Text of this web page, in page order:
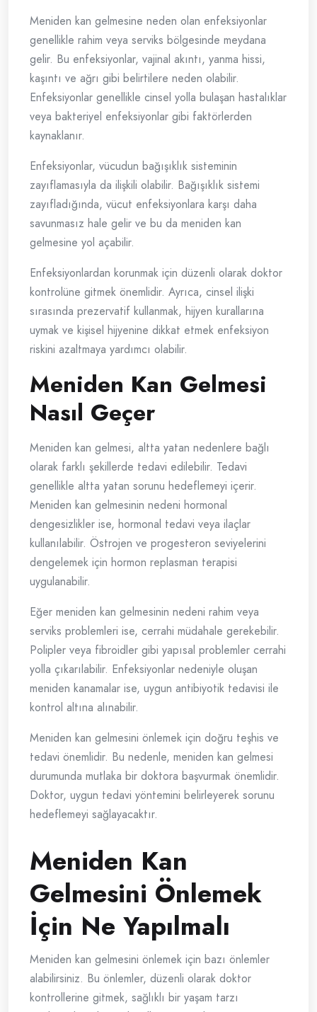
Meniden kan gelmesine neden olan enfeksiyonlar
genellikle rahim veya serviks bölgesinde meydana
gelir. Bu enfeksiyonlar, vajinal akıntı, yanma hissi,
kaşıntı ve ağrı gibi belirtilere neden olabilir.
Enfeksiyonlar genellikle cinsel yolla bulaşan hastalıklar
veya bakteriyel enfeksiyonlar gibi faktörlerden
kaynaklanır.
Enfeksiyonlar, vücudun bağışıklık sisteminin
zayıflamasıyla da ilişkili olabilir. Bağışıklık sistemi
zayıfladığında, vücut enfeksiyonlara karşı daha
savunmasız hale gelir ve bu da meniden kan
gelmesine yol açabilir.
Enfeksiyonlardan korunmak için düzenli olarak doktor
kontrolüne gitmek önemlidir. Ayrıca, cinsel ilişki
sırasında prezervatif kullanmak, hijyen kurallarına
uymak ve kişisel hijyenine dikkat etmek enfeksiyon
riskini azaltmaya yardımcı olabilir.
Meniden Kan Gelmesi
Nasıl Geçer
Meniden kan gelmesi, altta yatan nedenlere bağlı
olarak farklı şekillerde tedavi edilebilir. Tedavi
genellikle altta yatan sorunu hedeflemeyi içerir.
Meniden kan gelmesinin nedeni hormonal
dengesizlikler ise, hormonal tedavi veya ilaçlar
kullanılabilir. Östrojen ve progesteron seviyelerini
dengelemek için hormon replasman terapisi
uygulanabilir.
Eğer meniden kan gelmesinin nedeni rahim veya
serviks problemleri ise, cerrahi müdahale gerekebilir.
Polipler veya fibroidler gibi yapısal problemler cerrahi
yolla çıkarılabilir. Enfeksiyonlar nedeniyle oluşan
meniden kanamalar ise, uygun antibiyotik tedavisi ile
kontrol altına alınabilir.
Meniden kan gelmesini önlemek için doğru teşhis ve
tedavi önemlidir. Bu nedenle, meniden kan gelmesi
durumunda mutlaka bir doktora başvurmak önemlidir.
Doktor, uygun tedavi yöntemini belirleyerek sorunu
hedeflemeyi sağlayacaktır.
Meniden Kan
Gelmesini Önlemek
İçin Ne Yapılmalı
Meniden kan gelmesini önlemek için bazı önlemler
alabilirsiniz. Bu önlemler, düzenli olarak doktor
kontrollerine gitmek, sağlıklı bir yaşam tarzı